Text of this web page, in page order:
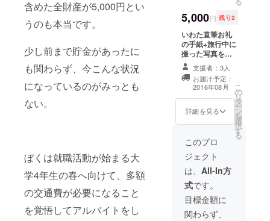
含めた全財産が5,000円とい
うのも本当です。
少し前まで貯金があったに
も関わらず、今こんな状況
になっているのがみっとも
ない。
ぼくは就職活動が始まる大
学4年生の春へ向けて、多額
の交通費が必要になること
を覚悟してアルバイトをし
て宣伝する記事
を書きます)
5,000円 残り2
いわた直筆お礼
の手紙+旅行中に
撮った写真を現
像して同封しま
す+いわたを1日
自由に使える権
利※都内以外の場
合は別途要交通
費(必要な場合は
ます
支援者：3人
お届け予定：
2016年08月
詳細を見る
こ
の
リ
タ
ー
ン
を
選
択
す
る
このプロ
ジェクト
は、 All-In方
式です。
目標金額に
関わらず、